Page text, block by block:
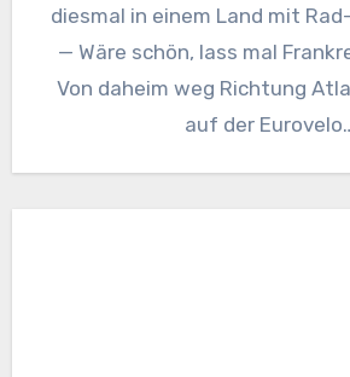
diesmal in einem Land mit
— Wäre schön, lass mal
Von daheim weg Richtung
auf der